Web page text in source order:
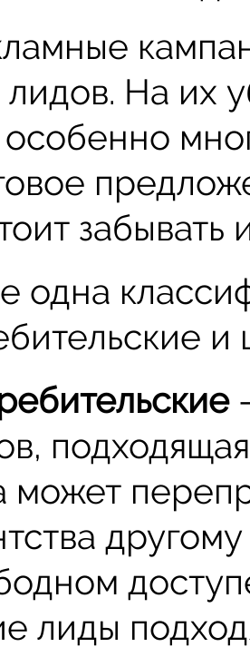
лидов. На
особенно
забывать
одна
и
может
лиды